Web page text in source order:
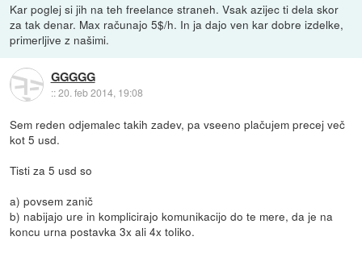
Kar poglej si jih na teh freelance straneh. Vsak azijec ti dela skor
za tak denar. Max računajo 5$/h. In ja dajo ven kar dobre izdelke,
primerljive z našimi.
GGGGG
::20. feb 2014, 19:08
Sem reden odjemalec takih zadev, pa vseeno plačujem precej več
kot 5 usd.
Tisti za 5 usd so
a) povsem zanič
b) nabijajo ure in komplicirajo komunikacijo do te mere, da je na
koncu urna postavka 3x ali 4x toliko.